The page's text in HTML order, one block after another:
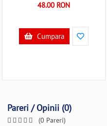
48.00 RON
Cumpara
Pareri / Opinii (0)
(0 Pareri)